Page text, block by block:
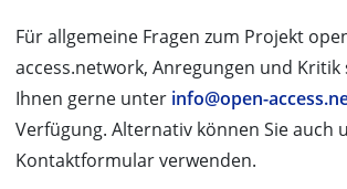
Für allgemeine Fragen zum Projekt
access.network, Anregungen und
Ihnen gerne unter info@open-
Verfügung. Alternativ können Sie auch
Kontaktformular verwenden.